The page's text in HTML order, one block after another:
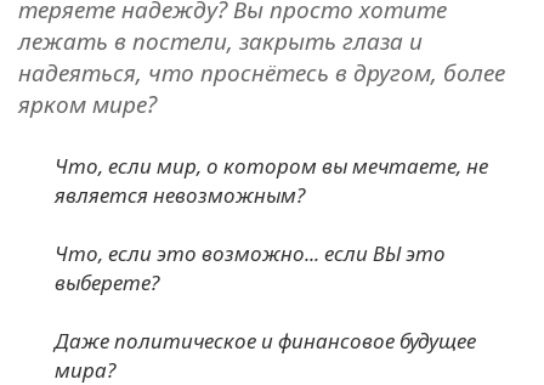
теряете надежду? Вы просто хотите
лежать в постели, закрыть глаза и
надеяться, что проснётесь в другом, более
ярком мире?
Что, если мир, о котором вы мечтаете, не
является невозможным?
Что, если это возможно... если ВЫ это
выберете?
Даже политическое и финансовое будущее
мира?